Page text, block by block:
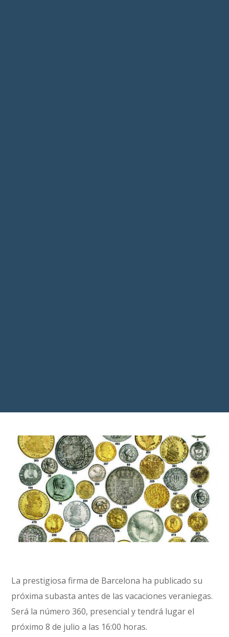
La prestigiosa firma de Barcelona ha publicado su
próxima subasta antes de las vacaciones veraniegas.
Será la número 360, presencial y tendrá lugar el
próximo 8 de julio a las 16:00 horas.